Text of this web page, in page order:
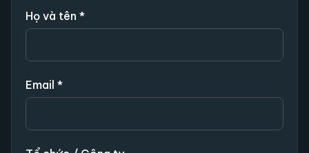
Họ và tên *
Email *